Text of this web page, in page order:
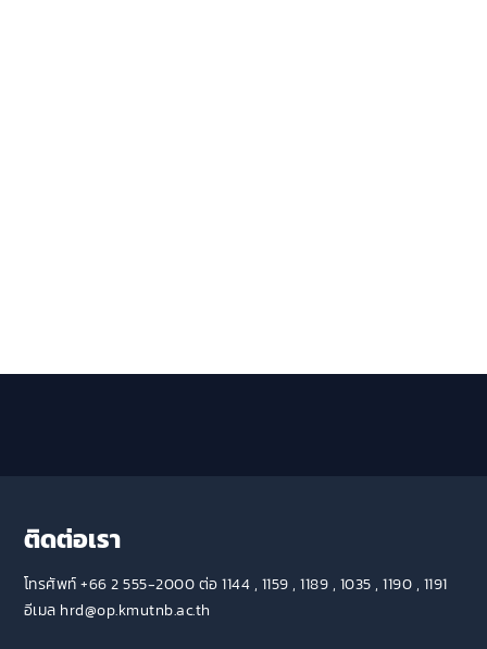
ติดต่อเรา
โทรศัพท์ +66 2 555-2000 ต่อ 1144 , 1159 , 1189 , 1035 , 1190 , 1191
อีเมล hrd@op.kmutnb.ac.th